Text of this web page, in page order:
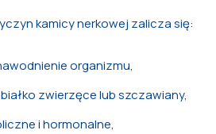
kamicy nerkowej zalicza się:
organizmu,
zwierzęce lub szczawiany,
i hormonalne,